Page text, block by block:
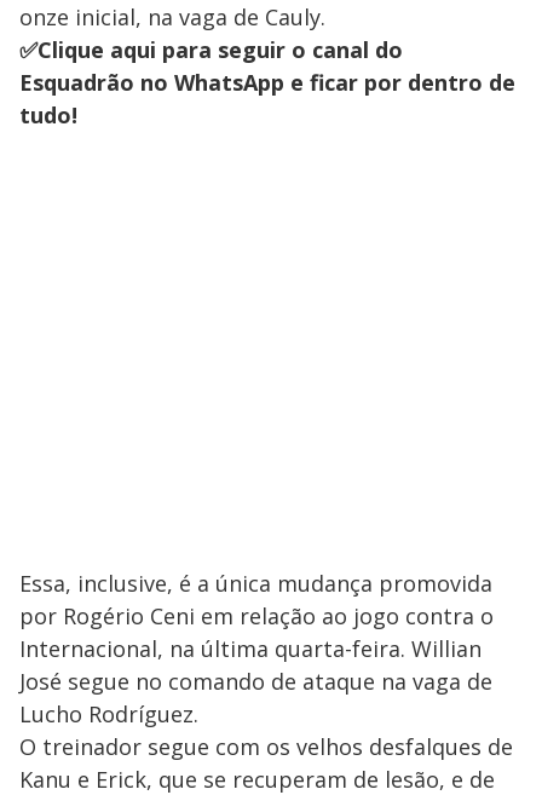
onze inicial, na vaga de Cauly.
✅Clique aqui para seguir o canal do
Esquadrão no WhatsApp e ficar por dentro de
tudo!
Essa, inclusive, é a única mudança promovida
por Rogério Ceni em relação ao jogo contra o
Internacional, na última quarta-feira. Willian
José segue no comando de ataque na vaga de
Lucho Rodríguez.
O treinador segue com os velhos desfalques de
Kanu e Erick, que se recuperam de lesão, e de